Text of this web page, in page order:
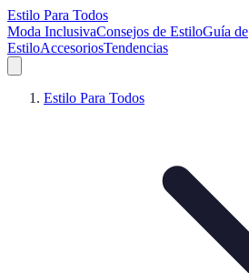
Estilo Para Todos
Moda InclusivaConsejos de EstiloGuía de
EstiloAccesoriosTendencias
Estilo Para Todos